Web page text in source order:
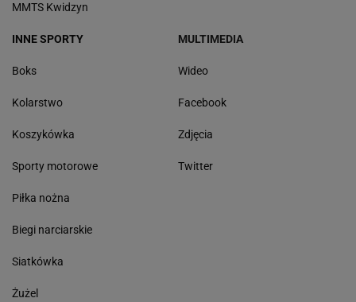
MMTS Kwidzyn
INNE SPORTY
Boks
Kolarstwo
Koszykówka
Sporty motorowe
Piłka nożna
Biegi narciarskie
Siatkówka
Żużel
MULTIMEDIA
Wideo
Facebook
Zdjęcia
Twitter